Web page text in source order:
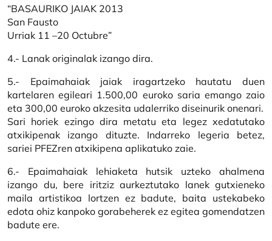
“BASAURIKO JAIAK 2013
San Fausto
Urriak 11 –20 Octubre”
4.- Lanak originalak izango dira.
5.- Epaimahaiak jaiak iragartzeko hautatu duen
kartelaren egileari 1.500,00 euroko saria emango zaio
eta 300,00 euroko akzesita udalerriko diseinurik onenari.
Sari horiek ezingo dira metatu eta legez xedatutako
atxikipenak izango dituzte. Indarreko legeria betez,
sariei PFEZren atxikipena aplikatuko zaie.
6.- Epaimahaiak lehiaketa hutsik uzteko ahalmena
izango du, bere iritziz aurkeztutako lanek gutxieneko
maila artistikoa lortzen ez badute, baita ustekabeko
edota ohiz kanpoko gorabeherek ez egitea gomendatzen
badute ere.